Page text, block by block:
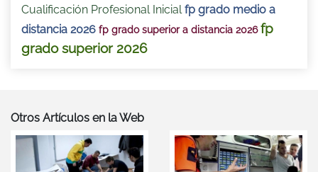
Cualificación Profesional Inicial fp grado medio a
distancia 2026 fp grado superior a distancia 2026 fp
grado superior 2026
Otros Artículos en la Web